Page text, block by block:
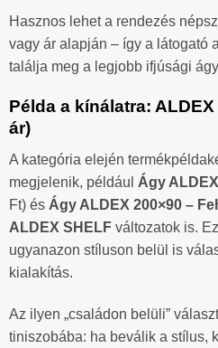
Hasznos lehet a rendezés
vagy ár alapján – így a látogató
találja meg a legjobb ifjúsági
Példa a kínálatra:
ár)
A kategória elején
megjelenik, például Ágy
Ft) és Ágy ALDEX 200×90 –
ALDEX SHELF változatok is.
ugyanazon stíluson belül is
kialakítás.
Az ilyen „családon belüli”
tiniszobába: ha beválik a stílus,